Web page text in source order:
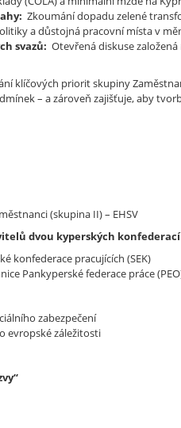
Zkoumání dopadu zelené
a důstojná pracovní místa v
svazů: Otevřená diskuse
klíčových priorit skupiny
– a zároveň zajišťuje, aby
(skupina II) – EHSV
dvou kyperských
konfederace pracujících (SEK)
Pankyperské federace práce
zabezpečení
evropské záležitosti